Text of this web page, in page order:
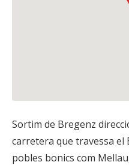
Sortim de Bregenz
carretera que travessa el
pobles bonics com